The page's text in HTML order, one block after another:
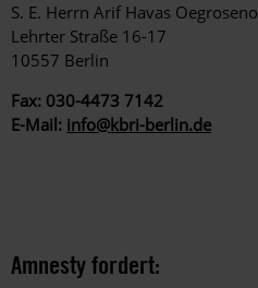
S. E. Herrn Arif Havas Oegroseno
Lehrter Straße 16-17
10557 Berlin
Fax: 030-4473 7142
E-Mail: info@kbri-berlin.de
Amnesty fordert: